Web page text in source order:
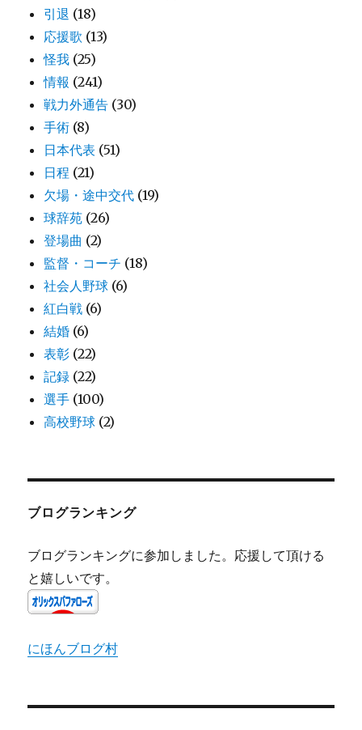
引退 (18)
応援歌 (13)
怪我 (25)
情報 (241)
戦力外通告 (30)
手術 (8)
日本代表 (51)
日程 (21)
欠場・途中交代 (19)
球辞苑 (26)
登場曲 (2)
監督・コーチ (18)
社会人野球 (6)
紅白戦 (6)
結婚 (6)
表彰 (22)
記録 (22)
選手 (100)
高校野球 (2)
ブログランキング
ブログランキングに参加しました。応援して頂ける
と嬉しいです。
にほんブログ村